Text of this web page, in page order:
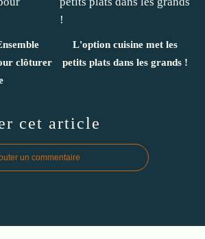
clôturer
L'option cuisine met les
petits plats dans les grands !
cet article
un commentaire